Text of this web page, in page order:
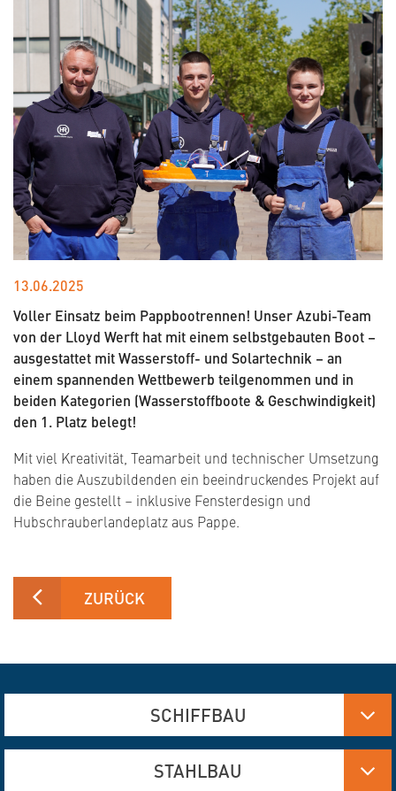
13.06.2025
Voller Einsatz beim Pappbootrennen! Unser Azubi-Team
von der Lloyd Werft hat mit einem selbstgebauten Boot –
ausgestattet mit Wasserstoff- und Solartechnik – an
einem spannenden Wettbewerb teilgenommen und in
beiden Kategorien (Wasserstoffboote & Geschwindigkeit)
den 1. Platz belegt!
Mit viel Kreativität, Teamarbeit und technischer Umsetzung
haben die Auszubildenden ein beeindruckendes Projekt auf
die Beine gestellt – inklusive Fensterdesign und
Hubschrauberlandeplatz aus Pappe.
ZURÜCK
SCHIFFBAU
Aluminium-, Edelstahl- und Stahlfertigung
STAHLBAU